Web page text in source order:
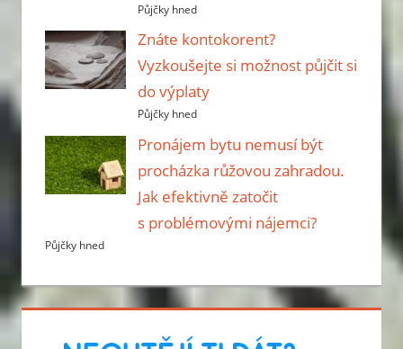
Půjčky hned
Znáte kontokorent?
Vyzkoušejte si možnost půjčit si
do výplaty
Půjčky hned
Pronájem bytu nemusí být
procházka růžovou zahradou.
Jak efektivně zatočit
s problémovými nájemci?
Půjčky hned